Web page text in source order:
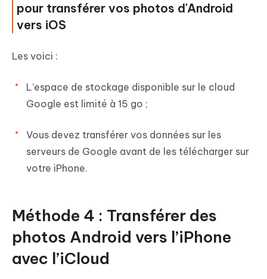
pour transférer vos photos d'Android
vers iOS
Les voici :
L’espace de stockage disponible sur le cloud
Google est limité à 15 go ;
Vous devez transférer vos données sur les
serveurs de Google avant de les télécharger sur
votre iPhone.
Méthode 4 : Transférer des
photos Android vers l’iPhone
avec l’iCloud